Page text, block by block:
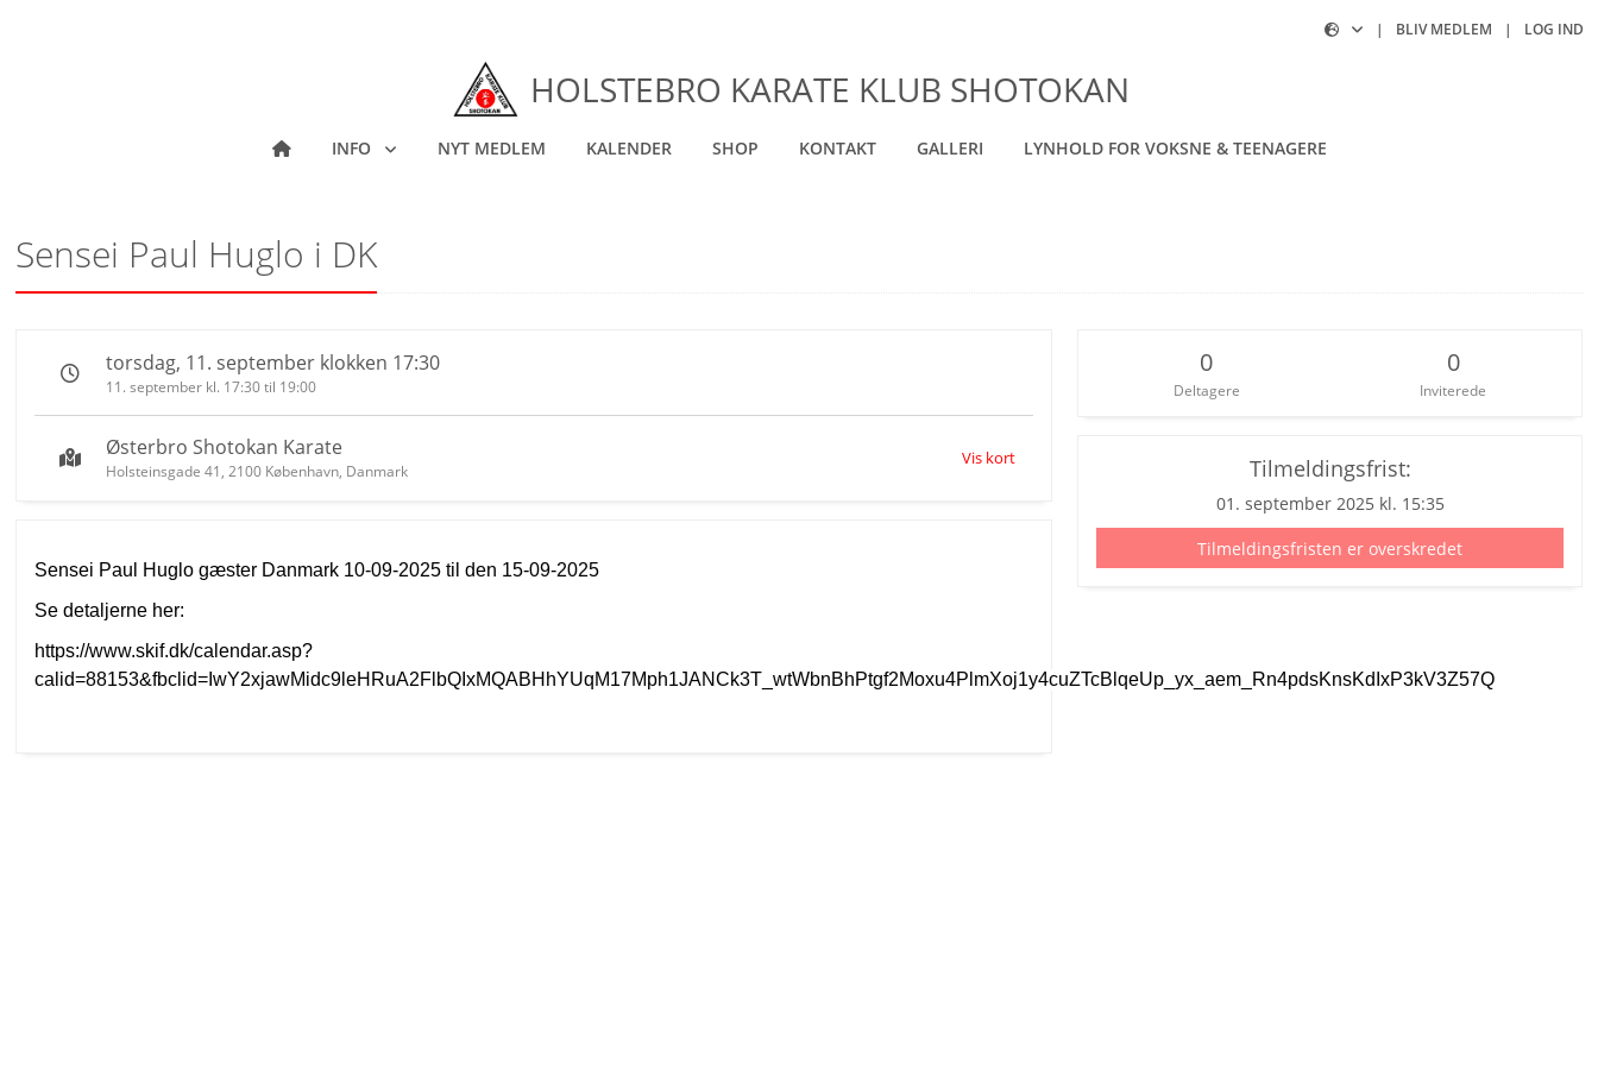
| BLIV MEDLEM | LOG IND
HOLSTEBRO KARATE KLUB SHOTOKAN
INFO NYT MEDLEM KALENDER SHOP KONTAKT GALLERI LYNHOLD FOR VOKSNE & TEENAGERE
Sensei Paul Huglo i DK
torsdag, 11. september klokken 17:30
11. september kl. 17:30 til 19:00
Østerbro Shotokan Karate
Holsteinsgade 41, 2100 København, Danmark
Vis kort
Sensei Paul Huglo gæster Danmark 10-09-2025 til den 15-09-2025
Se detaljerne her:
https://www.skif.dk/calendar.asp?
calid=88153&fbclid=IwY2xjawMidc9leHRuA2FlbQIxMQABHhYUqM17Mph1JANCk3T_wtWbnBhPtgf2Moxu4PlmXoj1y4cuZTcBlqeUp_yx_aem_Rn4pdsKnsKdIxP3kV3Z57Q
0
Deltagere
0
Inviterede
Tilmeldingsfrist:
01. september 2025 kl. 15:35
Tilmeldingsfristen er overskredet